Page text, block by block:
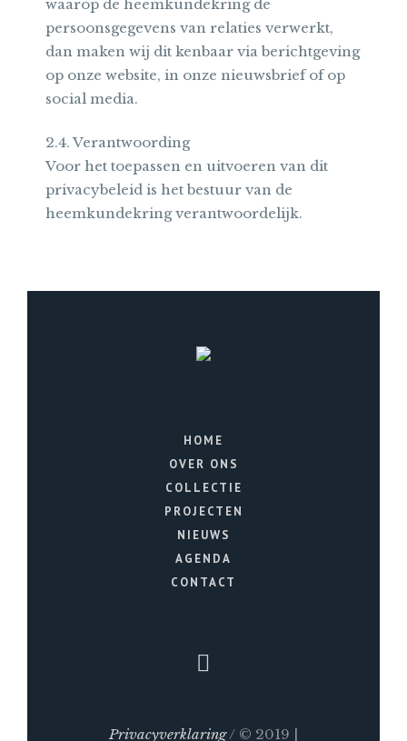
waarop de heemkundekring de
persoonsgegevens van relaties verwerkt,
dan maken wij dit kenbaar via berichtgeving
op onze website, in onze nieuwsbrief of op
social media.
2.4. Verantwoording
Voor het toepassen en uitvoeren van dit
privacybeleid is het bestuur van de
heemkundekring verantwoordelijk.
HOME
OVER ONS
COLLECTIE
PROJECTEN
NIEUWS
AGENDA
CONTACT
Privacyverklaring/ © 2019 |